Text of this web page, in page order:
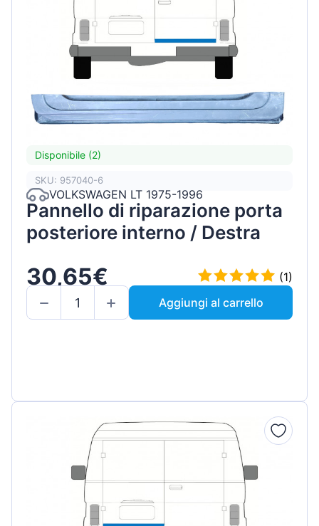
Disponibile (2)
SKU: 957040-6
VOLKSWAGEN LT 1975-1996
Pannello di riparazione porta
posteriore interno / Destra
30,65€
(1)
Aggiungi al carrello